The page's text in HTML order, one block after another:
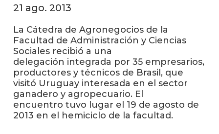
los
21 ago. 2013
La Cátedra de Agronegocios de la
Facultad de Administración y Ciencias
Sociales recibió a una
delegación integrada por 35 empresarios,
productores y técnicos de Brasil, que
visitó Uruguay interesada en el sector
ganadero y agropecuario. El
encuentro tuvo lugar el 19 de agosto de
2013 en el hemiciclo de la facultad.